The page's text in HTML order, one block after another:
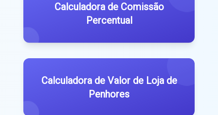
Calculadora de Comissão
Percentual
Calculadora de Valor de Loja de
Penhores